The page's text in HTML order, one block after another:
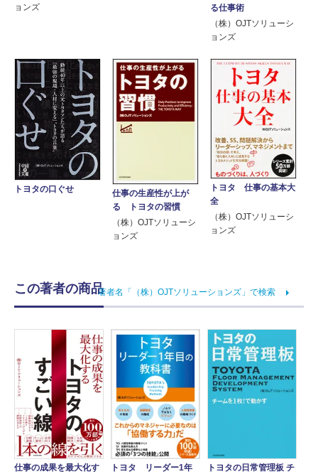
ョンズ
る仕事術
（株）OJTソリューシ
ョンズ
トヨタの口ぐせ
仕事の生産性が上が
る トヨタの習慣
（株）OJTソリューシ
ョンズ
トヨタ 仕事の基本大
全
（株）OJTソリューシ
ョンズ
この著者の商品著者名「（株）OJTソリューションズ」で検索
仕事の成果を最大化す
トヨタ リーダー1年
トヨタの日常管理板 チ